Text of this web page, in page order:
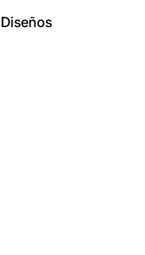
Diseños